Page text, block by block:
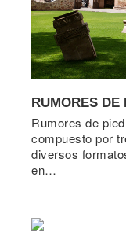
RUMORES DE
Rumores de
compuesto por
diversos
en…